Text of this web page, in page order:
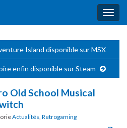
Island disponible sur MSX
enfin disponible sur Steam
Old School Musical
Actualités, Retrogaming